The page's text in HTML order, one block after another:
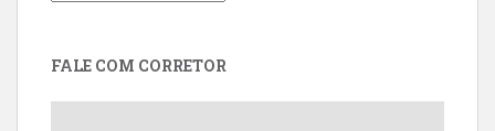
FALE COM CORRETOR